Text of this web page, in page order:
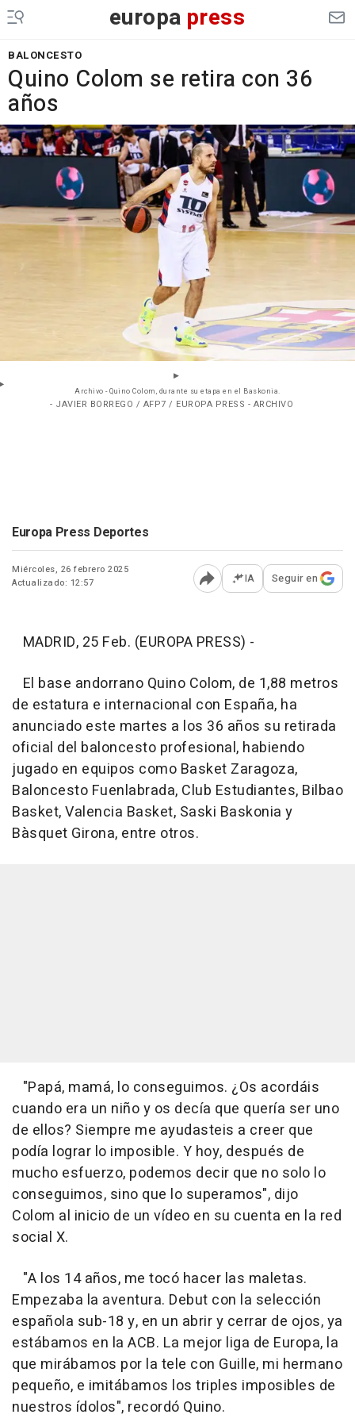
europa press
BALONCESTO
Quino Colom se retira con 36
años
Archivo - Quino Colom, durante su etapa en el Baskonia.
- JAVIER BORREGO / AFP7 / EUROPA PRESS - ARCHIVO
Europa Press Deportes
Miércoles, 26 febrero 2025
Actualizado: 12:57
Abrir opciones para
IA Seguir en
MADRID, 25 Feb. (EUROPA PRESS) -
El base andorrano Quino Colom, de 1,88 metros
de estatura e internacional con España, ha
anunciado este martes a los 36 años su retirada
oficial del baloncesto profesional, habiendo
jugado en equipos como Basket Zaragoza,
Baloncesto Fuenlabrada, Club Estudiantes, Bilbao
Basket, Valencia Basket, Saski Baskonia y
Bàsquet Girona, entre otros.
"Papá, mamá, lo conseguimos. ¿Os acordáis
cuando era un niño y os decía que quería ser uno
de ellos? Siempre me ayudasteis a creer que
podía lograr lo imposible. Y hoy, después de
mucho esfuerzo, podemos decir que no solo lo
conseguimos, sino que lo superamos", dijo
Colom al inicio de un vídeo en su cuenta en la red
social X.
"A los 14 años, me tocó hacer las maletas.
Empezaba la aventura. Debut con la selección
española sub-18 y, en un abrir y cerrar de ojos, ya
estábamos en la ACB. La mejor liga de Europa, la
que mirábamos por la tele con Guille, mi hermano
pequeño, e imitábamos los triples imposibles de
nuestros ídolos", recordó Quino.